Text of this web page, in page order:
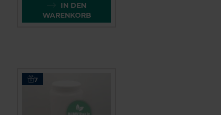
IN DEN
WARENKORB
7